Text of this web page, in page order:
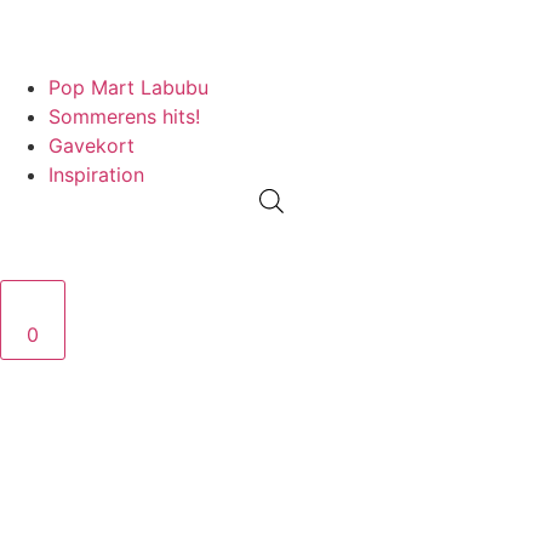
Pop Mart Labubu
Sommerens hits!
Gavekort
Inspiration
0